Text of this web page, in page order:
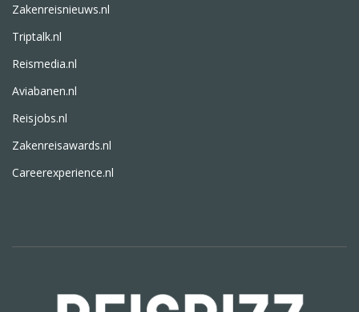
Zakenreisnieuws.nl
Triptalk.nl
Reismedia.nl
Aviabanen.nl
Reisjobs.nl
Zakenreisawards.nl
Careerexperience.nl